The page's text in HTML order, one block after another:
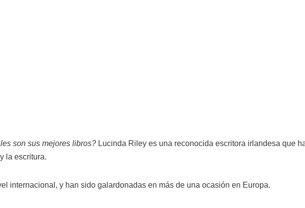
son sus mejores libros? Lucinda Riley es una reconocida escritora irlandesa que
la escritura.
internacional, y han sido galardonadas en más de una ocasión en Europa.